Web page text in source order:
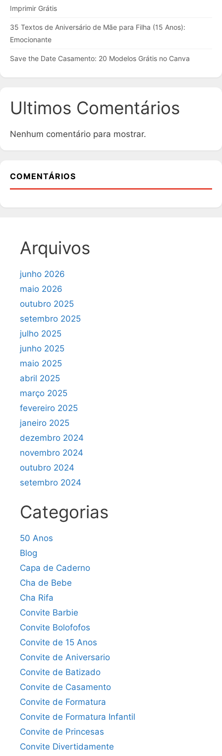
Imprimir Grátis
35 Textos de Aniversário de Mãe para Filha (15 Anos):
Emocionante
Save the Date Casamento: 20 Modelos Grátis no Canva
Ultimos Comentários
Nenhum comentário para mostrar.
COMENTÁRIOS
Arquivos
junho 2026
maio 2026
outubro 2025
setembro 2025
julho 2025
junho 2025
maio 2025
abril 2025
março 2025
fevereiro 2025
janeiro 2025
dezembro 2024
novembro 2024
outubro 2024
setembro 2024
Categorias
50 Anos
Blog
Capa de Caderno
Cha de Bebe
Cha Rifa
Convite Barbie
Convite Bolofofos
Convite de 15 Anos
Convite de Aniversario
Convite de Batizado
Convite de Casamento
Convite de Formatura
Convite de Formatura Infantil
Convite de Princesas
Convite Divertidamente